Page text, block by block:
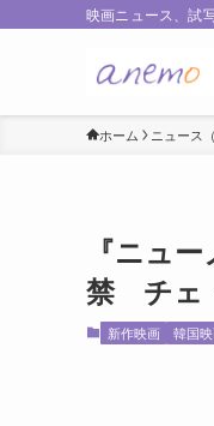
映画ニュース、試
ホーム ニュース
『ニュ
禁 チェ
新作映画 韓国